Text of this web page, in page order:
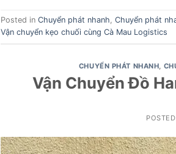
Posted in Chuyển phát nhanh, Chuyển phát
Vận chuyển kẹo chuối cùng Cà Mau Logistics
CHUYỂN PHÁT NHANH
Vận Chuyển Đồ